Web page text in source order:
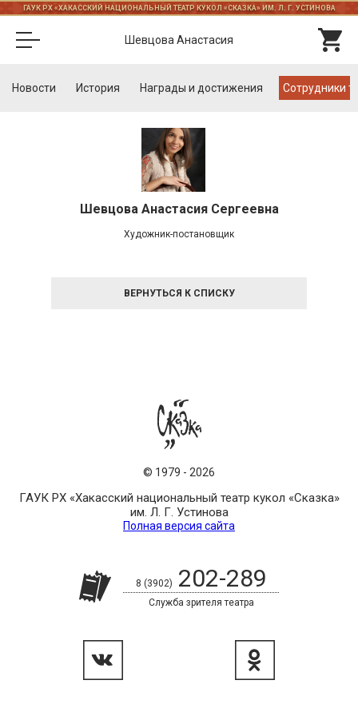
ГАУК РХ «ХАКАССКИЙ НАЦИОНАЛЬНЫЙ ТЕАТР КУКОЛ «СКАЗКА» ИМ. Л. Г. УСТИНОВА
Шевцова Анастасия
Новости История Награды и достижения Cотрудники
Шевцова Анастасия Сергеевна
Художник-постановщик
ВЕРНУТЬСЯ К СПИСКУ
© 1979 - 2026
ГАУК РХ «Хакасский национальный театр кукол «Сказка»
им. Л. Г. Устинова
Полная версия сайта
8 (3902) 202-289
Служба зрителя театра